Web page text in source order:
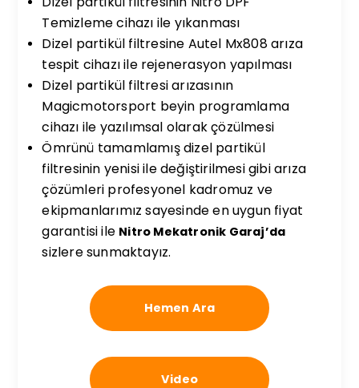
Temizleme cihazı ile yıkanması
Dizel partikül filtresine Autel Mx808 arıza
tespit cihazı ile rejenerasyon yapılması
Dizel partikül filtresi arızasının
Magicmotorsport beyin programlama
cihazı ile yazılımsal olarak çözülmesi
Ömrünü tamamlamış dizel partikül
filtresinin yenisi ile değiştirilmesi gibi arıza
çözümleri profesyonel kadromuz ve
ekipmanlarımız sayesinde en uygun fiyat
garantisi ile Nitro Mekatronik Garaj’da
sizlere sunmaktayız.
Hemen Ara
Video